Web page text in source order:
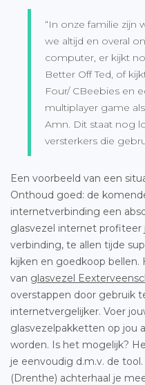
“In onze familie zijn
we altijd en overal
computer, er kijkt
Better Off Ted, of
Four/ CBeebies en
multiplayer game
Amn. Dit staat nog
versterkers die
Een voorbeeld van een
Onthoud goed: de
internetverbinding een
glasvezel internet profiteer
verbinding, te allen tijde
kijken en goedkoop
van glasvezel
overstappen door gebruik
internetvergelijker. Voer
glasvezelpakketten op jou
worden. Is het mogelijk?
je eenvoudig d.m.v. de
(Drenthe) achterhaal je